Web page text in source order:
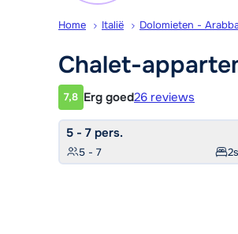
Home Italië Dolomieten -
Chalet-
Klantwaardering
7,8 Erg goed26 reviews
5 - 7 pers.
5 - 7 2